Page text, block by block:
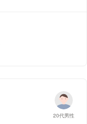
20代男性